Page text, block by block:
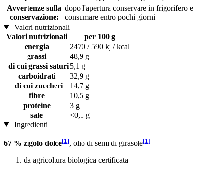
Avvertenze sulla
conservazione:
dopo l'apertura conservare in frigorifero e
consumare entro pochi giorni
Valori nutrizionali
Valori nutrizionali
per 100 g
energia
2470 / 590 kj / kcal
grassi
48,9 g
di cui grassi saturi5,1 g
carboidrati
32,9 g
di cui zuccheri
14,7 g
fibre
10,5 g
proteine
3 g
sale
<0,1 g
Ingredienti
67 % zigolo dolce[1], olio di semi di girasole[1]
da agricoltura biologica certificata